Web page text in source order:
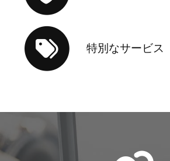
特別なサービス